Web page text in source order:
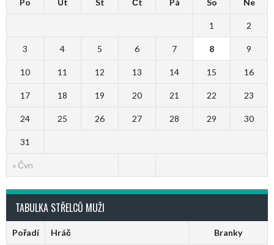
« Čvn
1 2
3 4 5 6 7 8 9
10 11 12 13 14 15 16
17 18 19 20 21 22 23
24 25 26 27 28 29 30
31
TABULKA STŘELCŮ MUŽI
Pořadí Hráč Branky